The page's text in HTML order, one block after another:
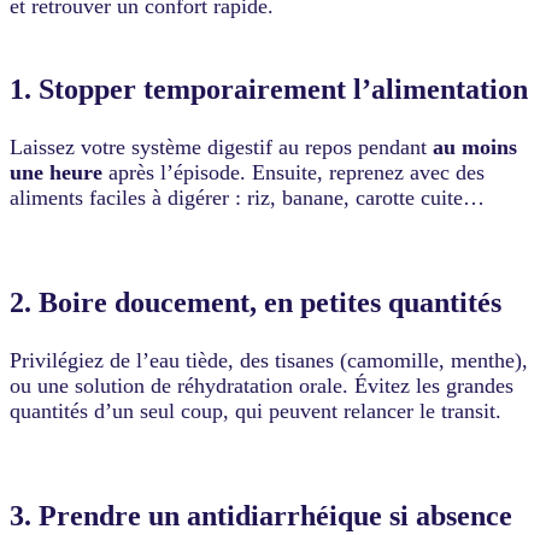
et retrouver un confort rapide.
1. Stopper temporairement l’alimentation
Laissez votre système digestif au repos pendant au moins
une heure après l’épisode. Ensuite, reprenez avec des
aliments faciles à digérer : riz, banane, carotte cuite…
2. Boire doucement, en petites quantités
Privilégiez de l’eau tiède, des tisanes (camomille, menthe),
ou une solution de réhydratation orale. Évitez les grandes
quantités d’un seul coup, qui peuvent relancer le transit.
3. Prendre un antidiarrhéique si absence